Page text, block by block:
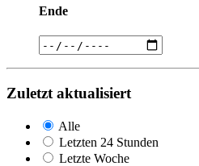
Ende
Zuletzt aktualisiert
Alle
Letzten 24 Stunden
Letzte Woche